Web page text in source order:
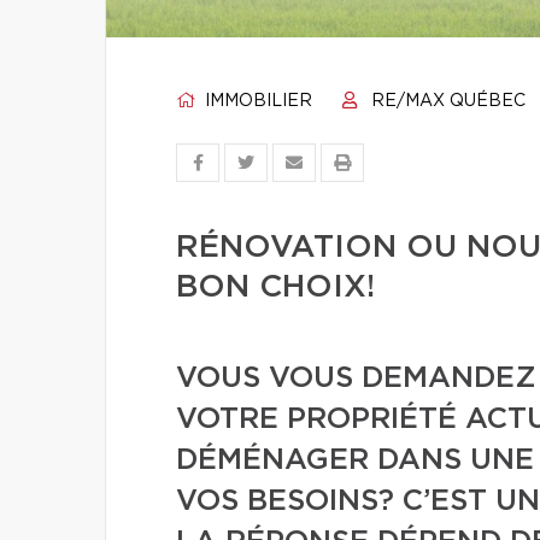
IMMOBILIER RE/MAX QUÉBEC
RÉNOVATION OU
BON CHOIX!
VOUS VOUS
VOTRE PROPRIÉTÉ
DÉMÉNAGER DANS
VOS BESOINS? C’EST